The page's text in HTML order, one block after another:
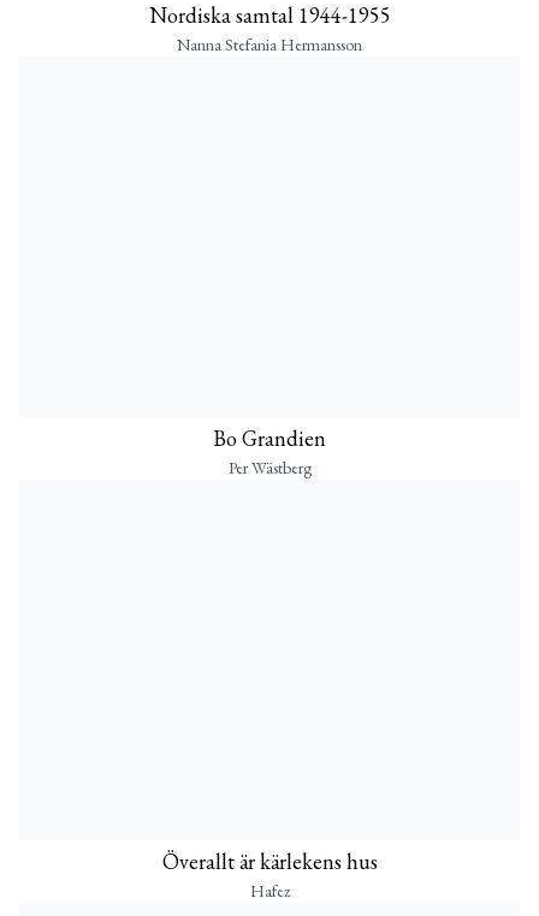
Nordiska samtal 1944-1955
Nanna Stefania Hermansson
Bo Grandien
Per Wästberg
Överallt är kärlekens hus
Hafez